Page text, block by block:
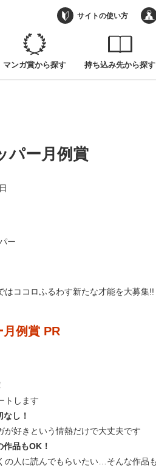
マンガ賞から探す 持ち込み先から探す
サイトの使い方
パー月例賞
ー
はココロふるわす新たな才能を大募集!!
月例賞 PR
トします
し！
が好きという情熱だけで大丈夫です
品もOK！
の人に読んでもらいたい…そんな作品